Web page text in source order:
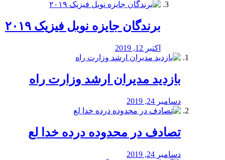
برندگان جایزه نوبل فیزیک ۲۰۱۹
اکتبر 12, 2019
بازدید مدیران ارشد وزارت راه
دسامبر 24, 2019
تصادف در محدوده درده خدا لع
دسامبر 24, 2019